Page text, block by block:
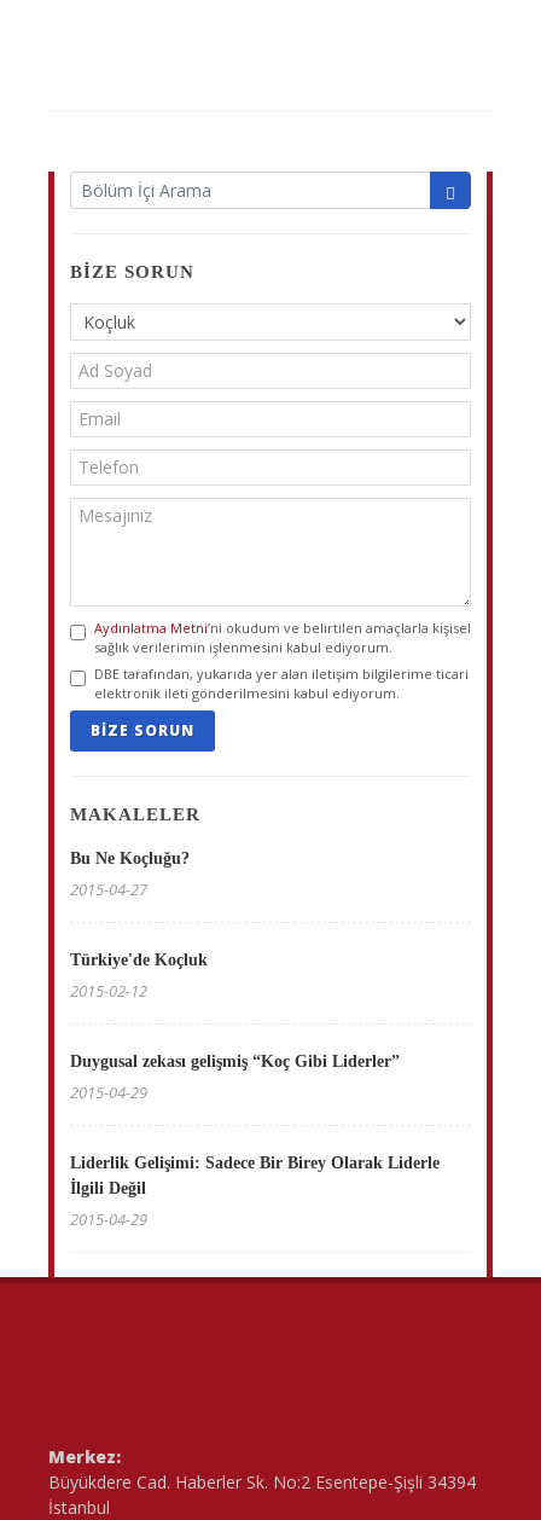
BIZE SORUN
Aydınlatma Metni’ni okudum ve belirtilen amaçlarla kişisel
sağlık verilerimin işlenmesini kabul ediyorum.
DBE tarafından, yukarıda yer alan iletişim bilgilerime ticari
elektronik ileti gönderilmesini kabul ediyorum.
BIZE SORUN
MAKALELER
Bu Ne Koçluğu?
2015-04-27
Türkiye'de Koçluk
2015-02-12
Duygusal zekası gelişmiş “Koç Gibi Liderler”
2015-04-29
Liderlik Gelişimi: Sadece Bir Birey Olarak Liderle
İlgili Değil
2015-04-29
Merkez:
Büyükdere Cad. Haberler Sk. No:2 Esentepe-Şişli 34394
İstanbul